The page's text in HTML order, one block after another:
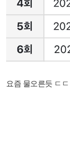
요즘 물오른듯 ㄷㄷ